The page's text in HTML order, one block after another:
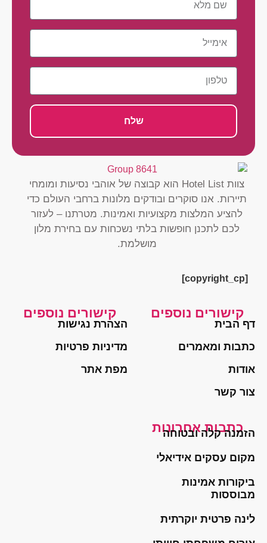
שלח
צוות Hotel List הוא קבוצה של אוהבי נסיעות ומומחי
תיירות. אנו סוקרים ובודקים מלונות ברחבי העולם כדי
להציע המלצות מקצועיות ואמינות. מטרתנו – לעזור
לכם לתכנן חופשות בלתי נשכחות עם בחירת מלון
מושלמת.
[copyright_cp]
קישורים נוספים
דף הבית
כתבות ומאמרים
אודות
צור קשר
קישורים נוספים
הצהרת נגישות
מדיניות פרטיות
מפת אתר
כתבות אחרונות
הזמנה קלה ובטוחה
מקום עסקים אידיאלי
ביקורות אמינות
מבוססות
לינה פרטית יוקרתית